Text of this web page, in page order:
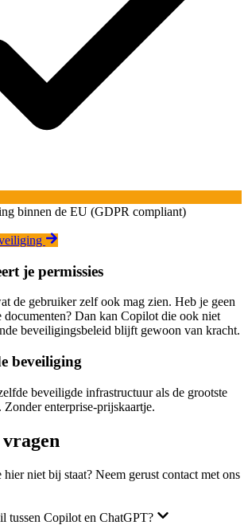
binnen de EU (GDPR compliant)
je permissies
de gebruiker zelf ook mag zien. Heb je geen
documenten? Dan kan Copilot die ook niet
beveiligingsbeleid blijft gewoon van kracht.
beveiliging
beveiligde infrastructuur als de grootste
enterprise-prijskaartje.
vragen
niet bij staat? Neem gerust contact met ons
tussen Copilot en ChatGPT?